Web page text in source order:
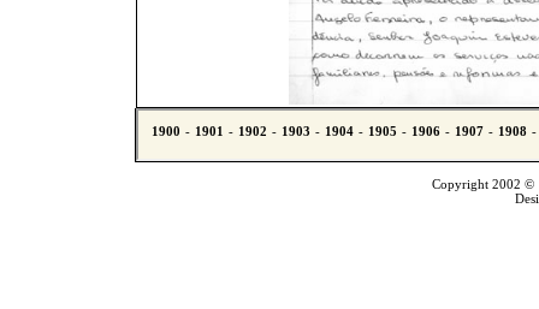
Copyright 2002 ©